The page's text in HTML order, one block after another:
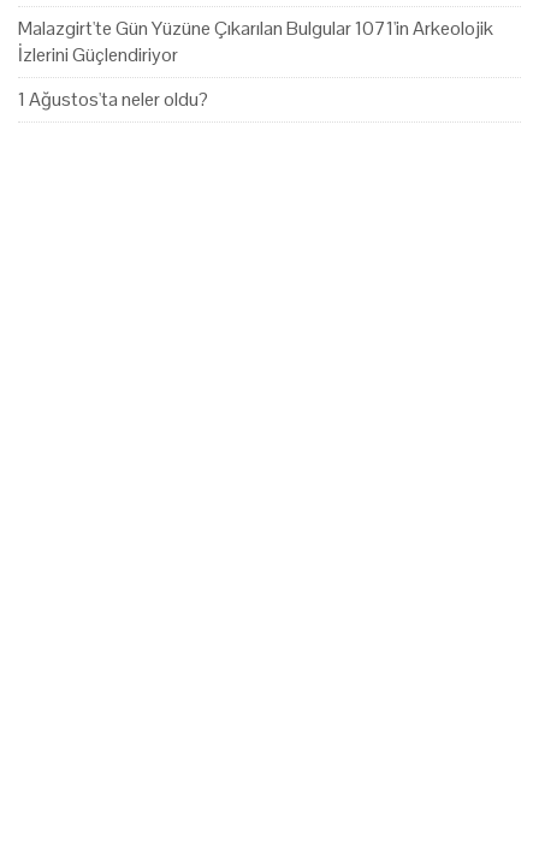
Malazgirt'te Gün Yüzüne Çıkarılan Bulgular 1071'in Arkeolojik
İzlerini Güçlendiriyor
1 Ağustos'ta neler oldu?